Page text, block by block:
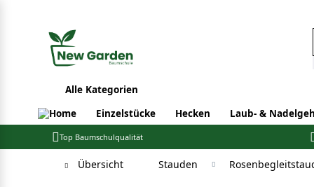
Alle Kategorien
Einzelstücke
Hecken Laub- &
Top Baumschulqualität
Übersicht Stauden